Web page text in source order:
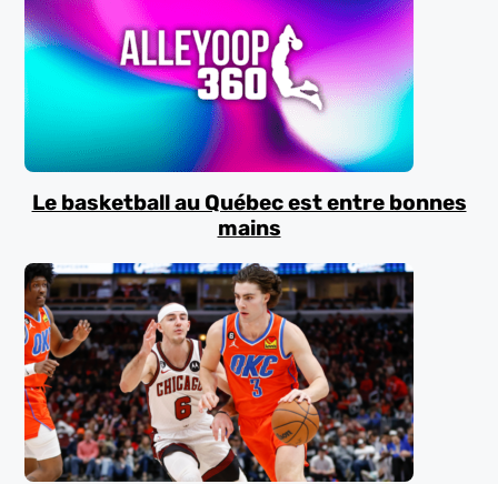
Le basketball au Québec est entre bonnes
mains